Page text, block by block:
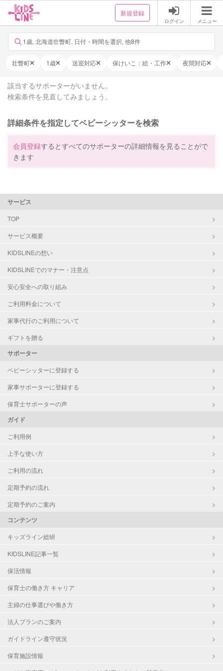
新規登録
ログイン メニュー
1歳, 北海道壮瞥町, 日付・時間を選択, 他8件
壮瞥町 1歳 送迎対応 保けいこ：絵・工作 夜間対応
該当するサポーターがいません。
検索条件を見直してみましょう。
詳細条件を指定してベビーシッターを検索
会員登録するとすべてのサポーターの詳細情報を見ることがで
きます
サービス
TOP
サービス概要
KIDSLINEの想い
KIDSLINEでのマナー・注意点
安心安全への取り組み
ご利用料金について
家事代行のご利用について
ギフトを贈る
サポーター
ベビーシッターに登録する
家事サポーターに登録する
保育士サポーターの声
ガイド
ご利用例
上手な使い方
ご利用の流れ
定期予約の流れ
定期予約のご案内
コンテンツ
キッズライン総研
KIDSLINE記事一覧
保活情報
保育士の働き方 キャリア
主婦の仕事選びや働き方
法人プランのご案内
ガイドライン遵守状況
保育施設情報